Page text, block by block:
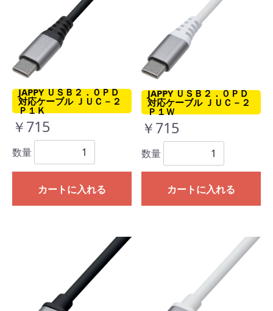
JAPPY ＵＳＢ２．０ＰＤ
対応ケーブル ＪＵＣ－２
Ｐ１Ｋ
￥715
数量
カートに入れる
JAPPY ＵＳＢ２．０ＰＤ
対応ケーブル ＪＵＣ－２
Ｐ１Ｗ
￥715
数量
カートに入れる